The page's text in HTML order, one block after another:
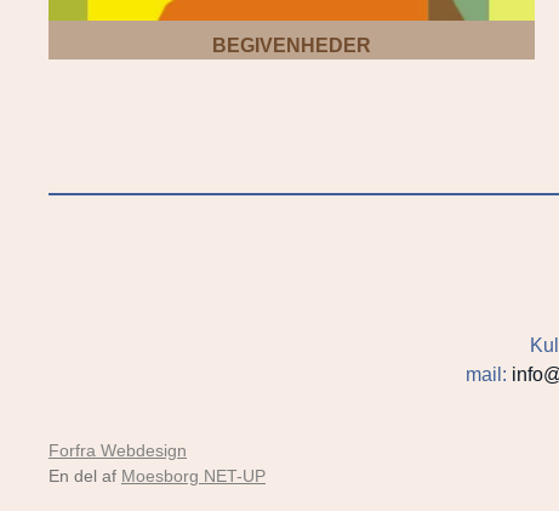
BEGIVENHEDER
mail:
Forfra Webdesign
En del af Moesborg NET-UP